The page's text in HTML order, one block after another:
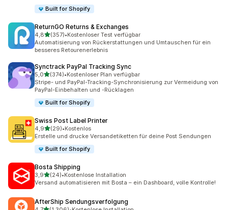
Built for Shopify
ReturnGO Returns & Exchanges
4,8von 5 Sternen
(357)
357 Rezensionen insgesamt
•Kostenloser Test verfügbar
Automatisierung von Rückerstattungen und Umtauschen für ein
besseres Retourenerlebnis
Synctrack PayPal Tracking Sync
5,0von 5 Sternen
(374)
374 Rezensionen insgesamt
•Kostenloser Plan verfügbar
Stripe- und PayPal-Tracking-Synchronisierung zur Vermeidung von
PayPal-Einbehalten und -Rücklagen
Built for Shopify
Swiss Post Label Printer
4,9von 5 Sternen
(29)
29 Rezensionen insgesamt
•Kostenlos
Erstelle und drucke Versandetiketten für deine Post Sendungen
Built for Shopify
Bosta Shipping
3,9von 5 Sternen
(24)
24 Rezensionen insgesamt
•Kostenlose Installation
Versand automatisieren mit Bosta – ein Dashboard, volle Kontrolle!
AfterShip Sendungsverfolgung